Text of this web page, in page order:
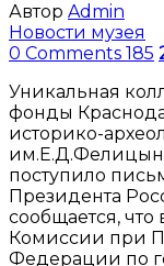
Автор Admin
Новости музея
0 Comments 185
Уникальная
фонды
историко-
поступило
Президента
сообщается,
Комиссии при
Федерации по